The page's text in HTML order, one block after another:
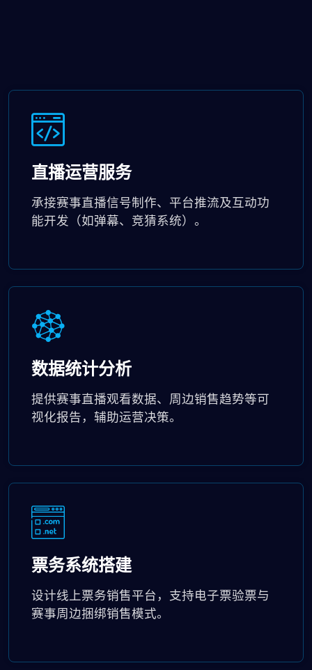
直播运营服务
承接赛事直播信号制作、平台推流及互动功
能开发（如弹幕、竞猜系统）。
数据统计分析
提供赛事直播观看数据、周边销售趋势等可
视化报告，辅助运营决策。
票务系统搭建
设计线上票务销售平台，支持电子票验票与
赛事周边捆绑销售模式。